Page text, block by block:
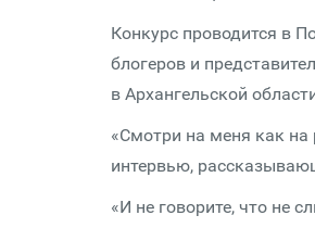
Конкурс проводится в
блогеров и
в Архангельской
«Смотри на меня как
интервью,
«И не говорите, что не